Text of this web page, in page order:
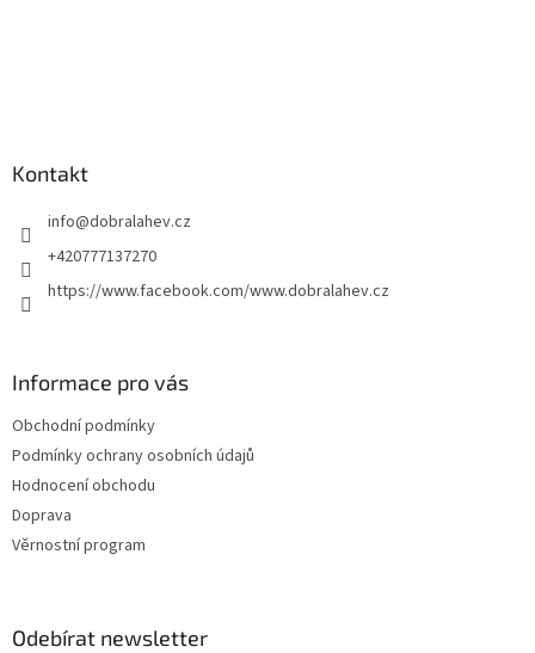
Kontakt
info@dobralahev.cz
+420777137270
https://www.facebook.com/www.dobralahev.cz
Informace pro vás
Obchodní podmínky
Podmínky ochrany osobních údajů
Hodnocení obchodu
Doprava
Věrnostní program
Odebírat newsletter